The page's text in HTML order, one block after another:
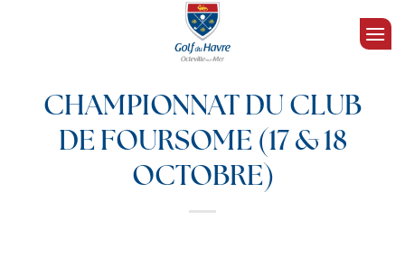
CHAMPIONNAT DU CLUB
DE FOURSOME (17 & 18
OCTOBRE)